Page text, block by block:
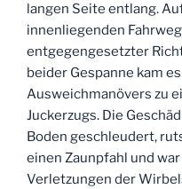
langen Seite entlang.
innenliegenden
entgegengesetzter
beider Gespanne kam
Ausweichmanövers zu
Juckerzugs. Die
Boden geschleudert,
einen Zaunpfahl und
Verletzungen der